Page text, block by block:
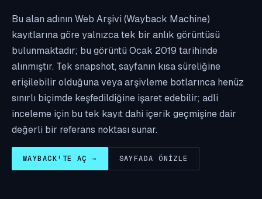
Bu alan adının Web Arşivi (Wayback Machine)
kayıtlarına göre yalnızca tek bir anlık görüntüsü
bulunmaktadır; bu görüntü Ocak 2019 tarihinde
alınmıştır. Tek snapshot, sayfanın kısa süreliğine
erişilebilir olduğuna veya arşivleme botlarınca henüz
sınırlı biçimde keşfedildiğine işaret edebilir; adli
inceleme için bu tek kayıt dahi içerik geçmişine dair
değerli bir referans noktası sunar.
WAYBACK'TE AÇ → SAYFADA ÖNIZLE